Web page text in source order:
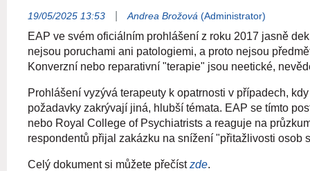
19/05/2025 13:53 Andrea Brožová (Administrator)
EAP ve svém oficiálním prohlášení z roku 2017 jasně
nejsou poruchami ani patologiemi, a proto nejsou
Konverzní nebo reparativní "terapie" jsou neetické,
Prohlášení vyzývá terapeuty k opatrnosti v případech,
požadavky zakrývají jiná, hlubší témata. EAP se tímto
nebo Royal College of Psychiatrists a reaguje na
respondentů přijal zakázku na snížení "přitažlivosti osob
Celý dokument si můžete přečístzde.